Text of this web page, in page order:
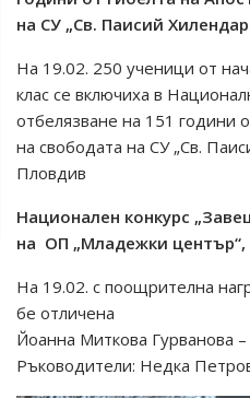
на СУ „Св. Паисий
На 19.02. 250 ученици от
клас се включиха в
отбелязване на 151 години
на свободата на СУ „Св.
Пловдив
Национален конкурс
на ОП „Младежки център“,
На 19.02. с поощрителна
бе отличена
Йоанна Миткова Гурванова –
Ръководители: Недка